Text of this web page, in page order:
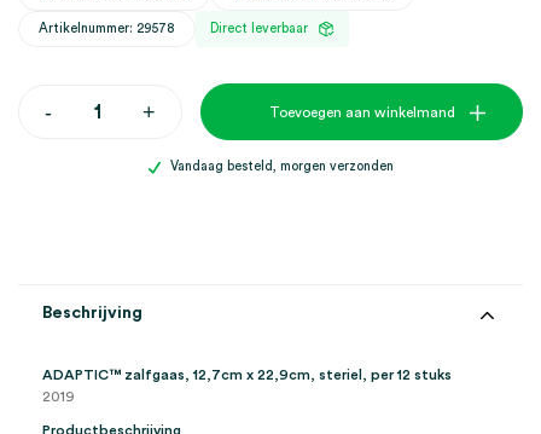
Artikelnummer: 29578 Direct leverbaar
-ADAPTIC
+ Toevoegen aan winkelmand
Vandaag besteld, morgen verzonden
Beschrijving
ADAPTIC™ zalfgaas, 12,7cm x 22,9cm, steriel, per 12 stuks
2019
Productbeschrijving